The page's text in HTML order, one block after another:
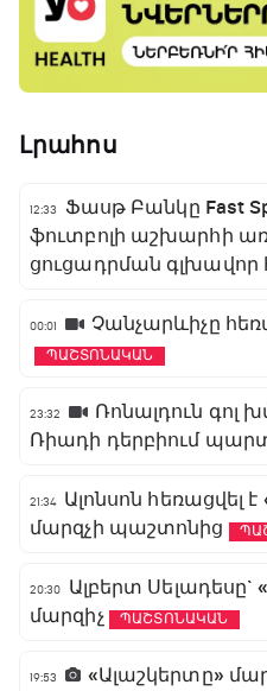
Լրահոս
12:33
Ֆասթ Բանկը Fast
ֆուտբոլի աշխարհի
ցուցադրման գլխավոր
00:01 Չանչարևիչը
ՊԱՇՏՈՆԱԿԱՆ
23:32
Ռոնալդուն գոլ
Ռիադի դերբիում
21:34 Ալոնսոն հեռացվել
մարզչի պաշտոնից
20:30
Ալբերտ
մարզիչ
ՊԱՇՏՈՆԱԿԱՆ
19:53
«Ալաշկերտը»